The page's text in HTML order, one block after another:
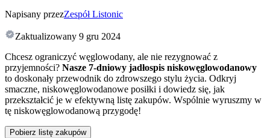
Napisany przezZespół Listonic
Zaktualizowany 9 gru 2024
Chcesz ograniczyć węglowodany, ale nie rezygnować z
przyjemności? Nasze 7-dniowy jadłospis niskowęglowodanowy
to doskonały przewodnik do zdrowszego stylu życia. Odkryj
smaczne, niskowęglowodanowe posiłki i dowiedz się, jak
przekształcić je w efektywną listę zakupów. Wspólnie wyruszmy w
tę niskowęglowodanową przygodę!
Pobierz listę zakupów